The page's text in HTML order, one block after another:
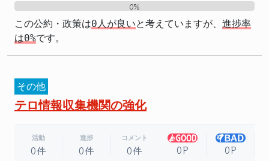
0%
この公約・政策は0人が良いと考えていますが、 進捗率
は0%です。
その他
テロ情報収集機関の強化
活動
0件
進捗
0件
コメント
0件 0P 0P